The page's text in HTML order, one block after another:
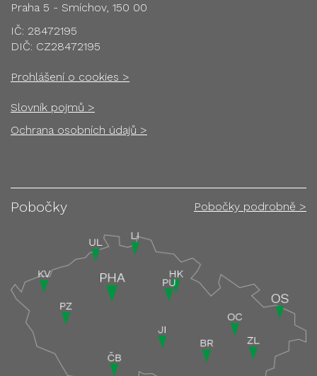
Praha 5 - Smíchov, 150 00
IČ: 28472195
DIČ: CZ28472195
Prohlášení o cookies >
Slovník pojmů >
Ochrana osobních údajů >
Pobočky Pobočky podrobně >